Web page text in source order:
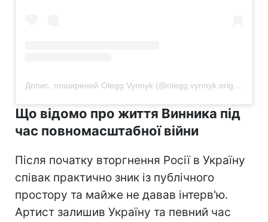
Допис, поширений Olegg Vynnyk (@olegg.vynnyk.original)
Що відомо про життя Винника під
час повномасштабної війни
Після початку вторгнення Росії в Україну
співак практично зник із публічного
простору та майже не давав інтерв'ю.
Артист залишив Україну та певний час